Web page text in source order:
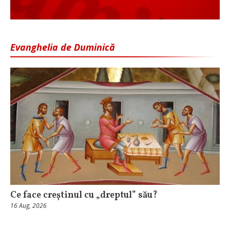
Evanghelia de Duminică
Ce face creștinul cu „dreptul” său?
16 Aug, 2026